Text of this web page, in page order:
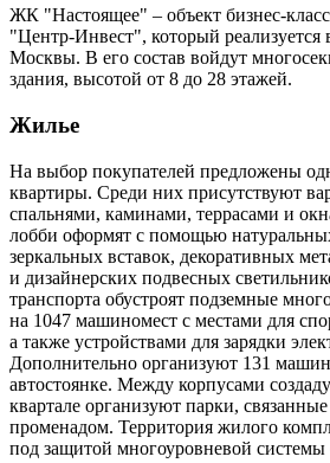
ЖК "Настоящее" – объект бизнес-
"Центр-Инвест", который
Москвы. В его состав войдут
здания, высотой от 8 до 28 этажей.
Жилье
На выбор покупателей предложены
квартиры. Среди них присутствуют
спальнями, каминами, террасами и
лобби оформят с помощью
зеркальных вставок, декоративных
и дизайнерских подвесных
транспорта обустроят подземные
на 1047 машиномест с местами для
а также устройствами для зарядки
Дополнительно организуют 131
автостоянке. Между корпусами
квартале организуют парки,
променадом. Территория жилого
под защитой многоуровневой системы